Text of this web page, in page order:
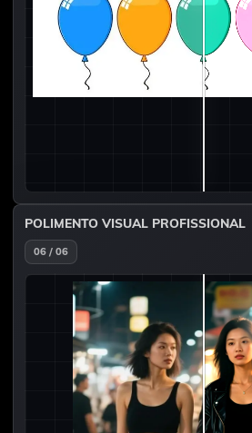
POLIMENTO VISUAL PROFISSIONAL
06 / 06